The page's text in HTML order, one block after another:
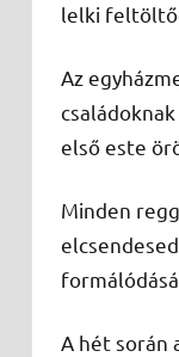
lelki
Az
első este
Minden
A hét során